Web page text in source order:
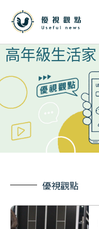
高年級生活家
優視觀點